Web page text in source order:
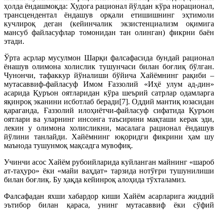
ҳолда ёндашмоқда: Худога рационал йўлдан кўра норационал,
трансцендентал ёндашув орқали етишишнинг эҳтимоли
кучлироқ деган (кейинчалик экзистенциализм оқимига
мансуб файласуфлар томонидан тан олинган) фикрни баён
этади.
Ўрта асрлар мусулмон Шарқи фалсафасида бундай рационал
ёнашув олимона холислик тушунчаси билан боғлиқ бўлган.
Чунончи, тафаккур йўналиши бўйича Хайёмнинг рақиби –
мутасаввиф-файласуф Имом Ғаззолий «Иҳё улум ад-дин»
асарида Қуръон оятларидан кўра шеърий сатрлар одамларга
яқинроқ эканини исботлаб беради[7]. Оддий мантиқ юзасидан
қараганда, Ғаззолий илоҳиётчи-файласуф сифатида Қуръон
оятлари ва уларнинг инсонга таъсирини мақташи керак эди,
лекин у олимона холисликни, масалага рационал ёндашув
йўлини танлайди. Хайёмнинг юқоридги фикрини ҳам шу
маънода тушунмоқ мақсадга мувофиқ.
Учинчи асос Хайём рубоийларида куйланган майнинг «шароб
ат-таҳуро» ёки «майи ваҳдат» тарзида нотўғри тушунилиши
билан боғлиқ. Бу ҳақда кейинроқ алоҳида тўхталамиз.
Фалсафадан яхши хабардор киши Хайём асарларига жиддий
эътибор билан қараса, унинг мутасаввиф ёки сўфий